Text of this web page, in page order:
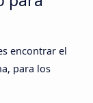
encontrar el
para los